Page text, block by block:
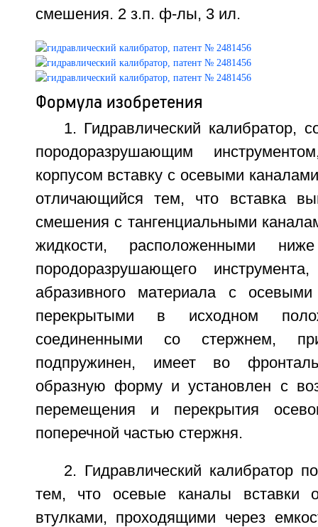
смешения. 2 з.п. ф-лы, 3 ил.
Формула изобретения
1. Гидравлический калибратор,
породоразрушающим
корпусом вставку с осевыми
отличающийся тем, что вставка
смешения с тангенциальными
жидкости, расположенными
породоразрушающего
абразивного материала с
перекрытыми в исходном
соединенными со стержнем,
подпружинен, имеет во
образную форму и установлен с
перемещения и перекрытия
поперечной частью стержня.
2. Гидравлический калибратор
тем, что осевые каналы вставки
втулками, проходящими через